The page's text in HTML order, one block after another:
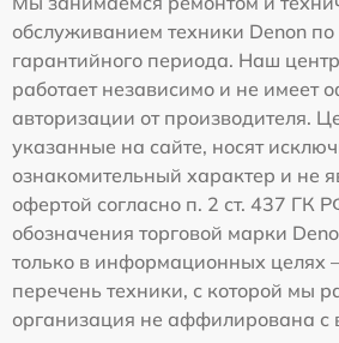
обслуживанием техники Denon по
гарантийного периода. Наш
работает независимо и не имеет
авторизации от производителя.
указанные на сайте, носят
ознакомительный характер и не
офертой согласно п. 2 ст. 437 ГК
обозначения торговой марки
только в информационных целях
перечень техники, с которой мы
организация не аффилирована с